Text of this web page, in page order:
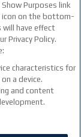
Purposes link
on the bottom-
will have effect
Privacy Policy.
characteristics for
a device.
and content